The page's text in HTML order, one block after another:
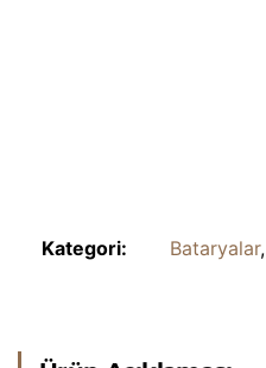
Kategori: Bataryalar,